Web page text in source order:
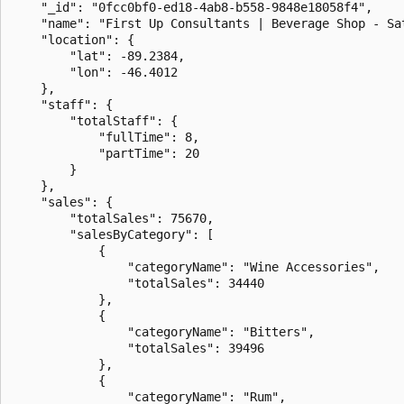
    "_id": "0fcc0bf0-ed18-4ab8-b558-9848e18058f4",
"name": "First Up Consultants | Beverage Shop -
    "location": {
        "lat": -89.2384,
        "lon": -46.4012
    },
    "staff": {
        "totalStaff": {
            "fullTime": 8,
            "partTime": 20
        }
    },
    "sales": {
        "totalSales": 75670,
        "salesByCategory": [
            {
                "categoryName": "Wine Accessories",
                "totalSales": 34440
            },
            {
                "categoryName": "Bitters",
                "totalSales": 39496
            },
            {
                "categoryName": "Rum",